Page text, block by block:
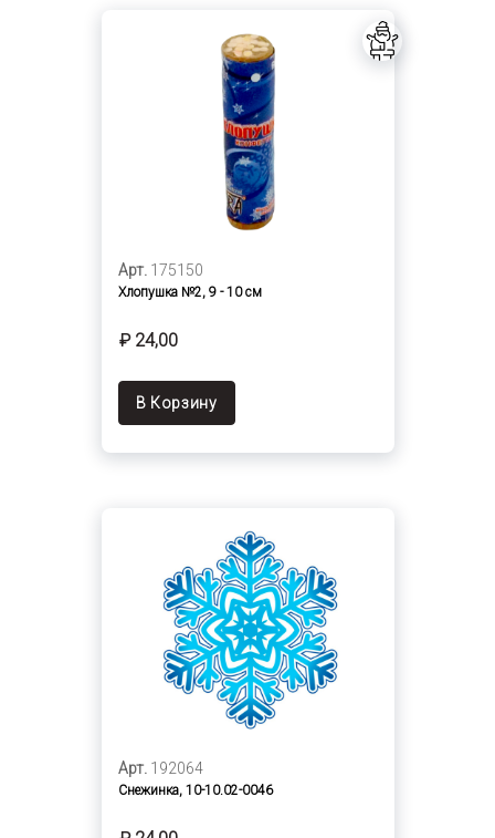
Арт. 175150
Хлопушка №2, 9 - 10 см
₽ 24,00
В Корзину
Арт. 192064
Снежинка, 10-10.02-0046